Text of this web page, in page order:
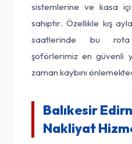
sistemlerine ve kasa
sahiptir. Özellikle kış
saatlerinde bu
şoförlerimiz en güvenli
zaman kaybını
Balıkesir
Nakliyat